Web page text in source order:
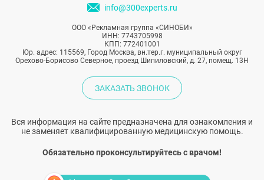
info@300experts.ru
ООО «Рекламная группа «СИНОБИ»
ИНН: 7743705998
КПП: 772401001
Юр. адрес: 115569, Город Москва, вн.тер.г. муниципальный округ
Орехово-Борисово Северное, проезд Шипиловский, д. 27, помещ. 13Н
ЗАКАЗАТЬ ЗВОНОК
Вся информация на сайте предназначена для ознакомления и
не заменяет квалифицированную медицинскую помощь.
Обязательно проконсультируйтесь с врачом!